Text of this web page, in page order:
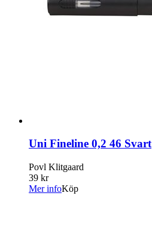
Uni Fineline 0,2 46 Svart
Povl Klitgaard
39 kr
Mer infoKöp